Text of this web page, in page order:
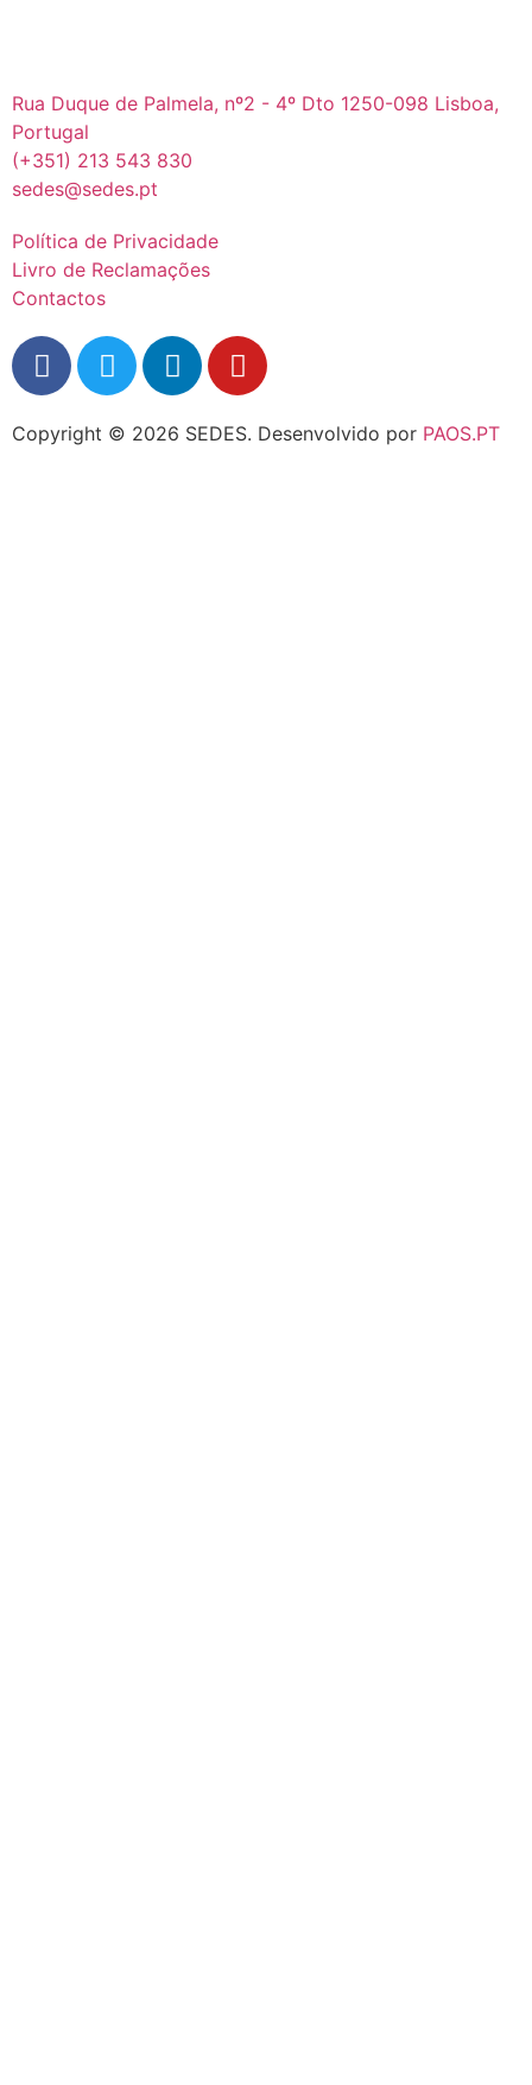
Rua Duque de Palmela, nº2 - 4º Dto 1250-098 Lisboa,
Portugal
(+351) 213 543 830
sedes@sedes.pt
Política de Privacidade
Livro de Reclamações
Contactos
Copyright © 2026 SEDES. Desenvolvido por PAOS.PT